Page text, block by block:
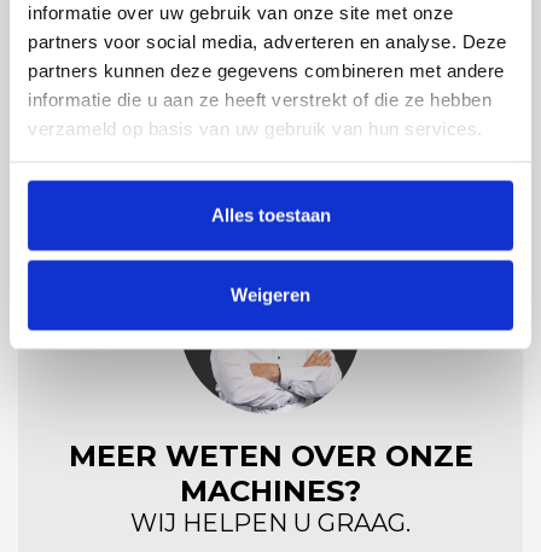
informatie over uw gebruik van onze site met onze
partners voor social media, adverteren en analyse. Deze
partners kunnen deze gegevens combineren met andere
informatie die u aan ze heeft verstrekt of die ze hebben
verzameld op basis van uw gebruik van hun services.
Alles toestaan
Weigeren
Materiaal
RVS 304/316
MEER WETEN OVER ONZE
MACHINES?
WIJ HELPEN U GRAAG.